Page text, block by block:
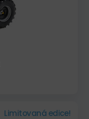
Limitovaná edice!